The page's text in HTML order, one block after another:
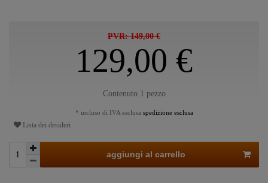
PVR: 149,00 €
129,00 €
Contenuto 1 pezzo
* incluso di IVA esclusa spedizione esclusa
Lista dei desideri
aggiungi al carrello